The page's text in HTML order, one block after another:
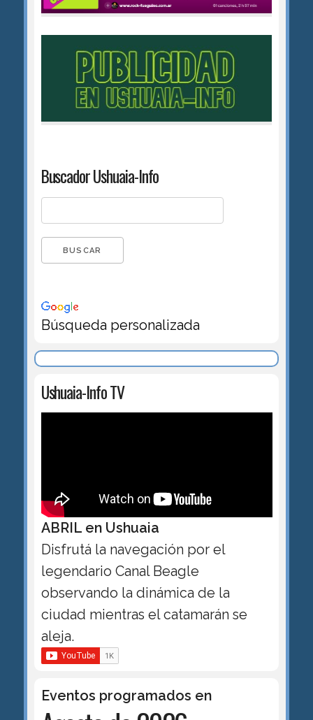
Buscador Ushuaia-Info
Búsqueda personalizada
Ushuaia-Info TV
ABRIL en Ushuaia
Disfrutá la navegación por el
legendario Canal Beagle
observando la dinámica de la
ciudad mientras el catamarán se
aleja.
Eventos programados en